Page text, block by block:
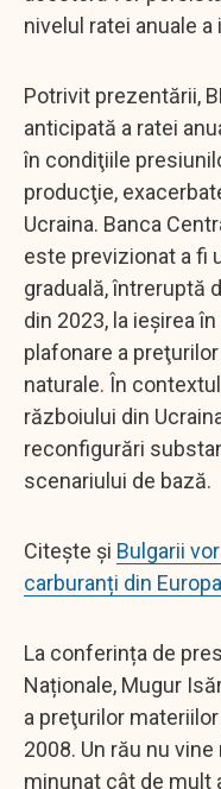
nivelul ratei anuale a
Potrivit prezentării,
anticipată a ratei
în condiţiile
producţie,
Ucraina. Banca
este previzionat a fi
graduală, întreruptă
din 2023, la ieşirea
plafonare a
naturale. În
războiului din
reconfigurări
scenariului de bază.
Citește și Bulgarii
carburanți din
La conferința de
Naționale, Mugur
a preţurilor
2008. Un rău nu
minunat cât de mult